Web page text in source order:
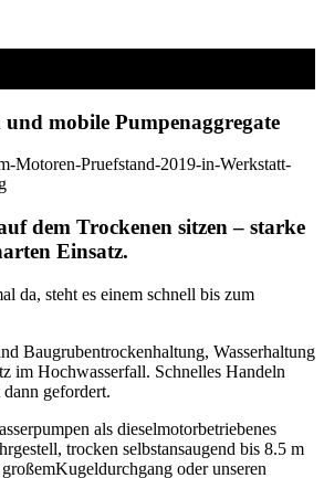
mobile Pumpenaggregate
dem Trockenen sitzen – starke
Einsatz.
da, steht es einem schnell bis zum
Baugrubentrockenhaltung, Wasserhaltung
im Hochwasserfall. Schnelles Handeln
gefordert.
als dieselmotorbetriebenes
trocken selbstansaugend bis 8.5 m
oder unseren